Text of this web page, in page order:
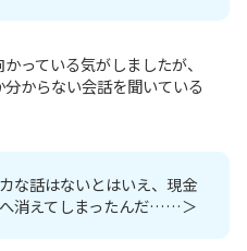
っている気がしましたが、
からない会話を聞いている
な話はないとはいえ、現金
消えてしまったんだ……＞